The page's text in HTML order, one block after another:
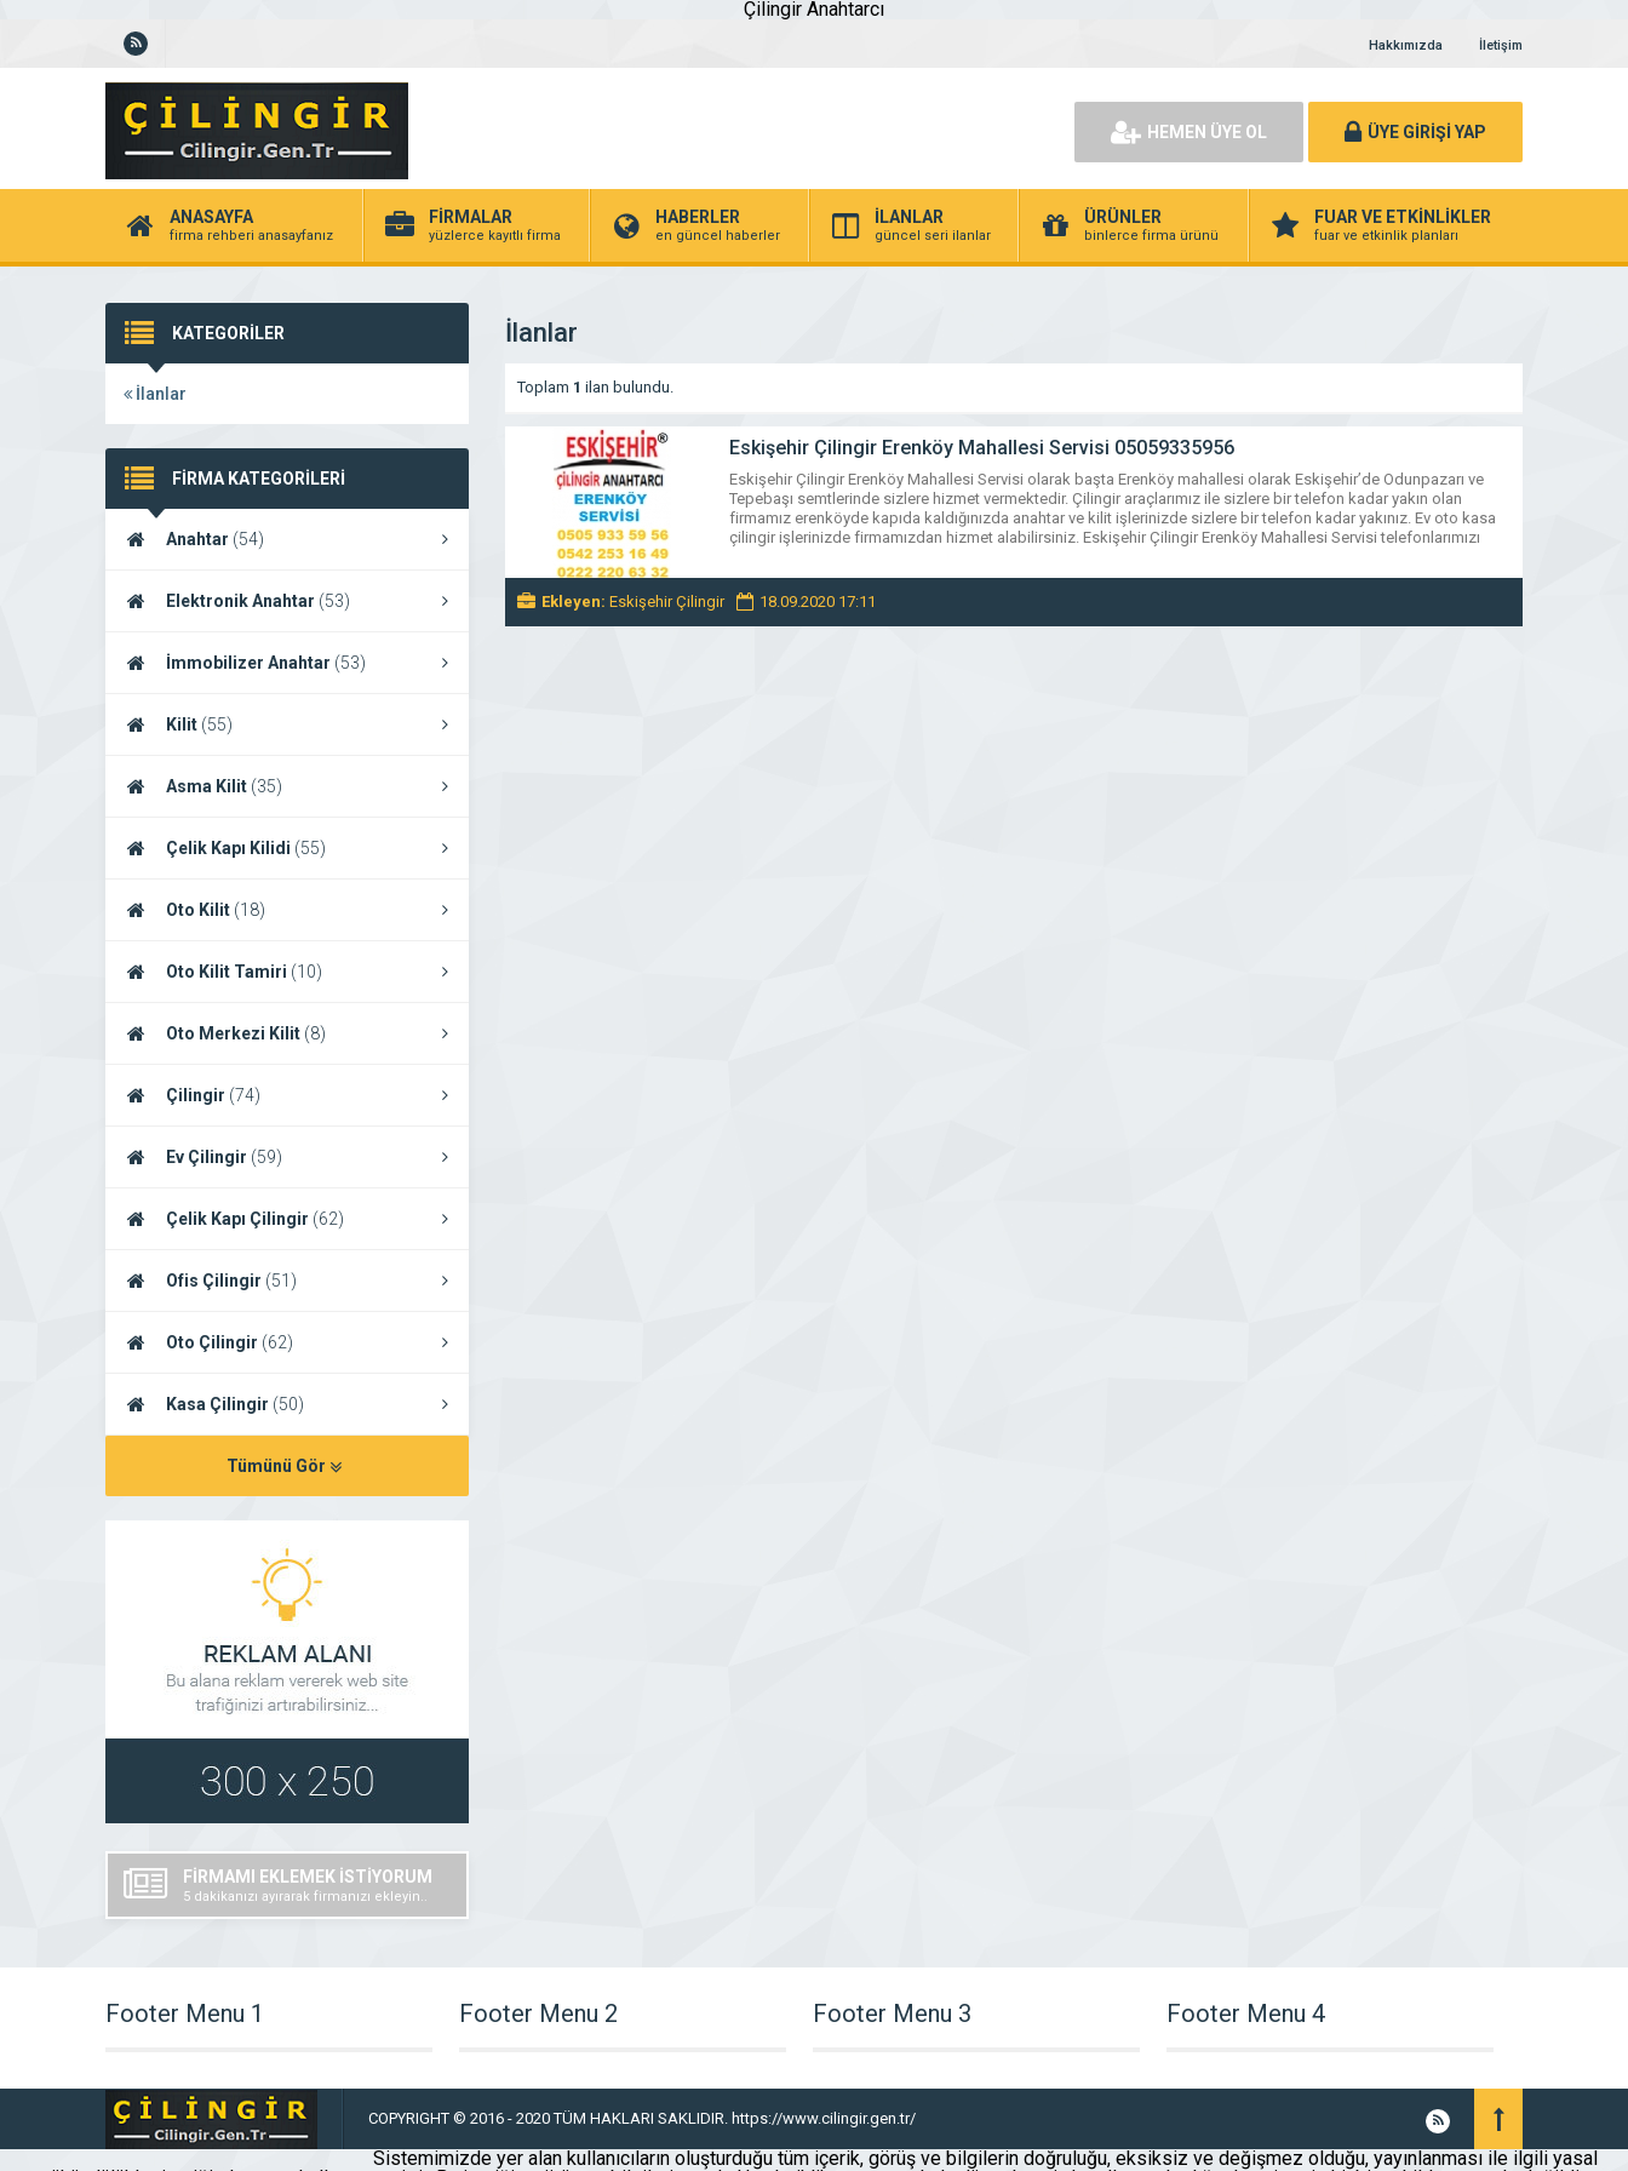
Çilingir Anahtarcı
Hakkımızda İletişim
HEMEN ÜYE OL ÜYE GİRİŞİ YAP
ANASAYFA
firma rehberi anasayfanız
FİRMALAR
yüzlerce kayıtlı firma
HABERLER
en güncel haberler
İLANLAR
güncel seri ilanlar
ÜRÜNLER
binlerce firma ürünü
FUAR VE ETKİNLİKLER
fuar ve etkinlik planları
KATEGORİLER
İlanlar
FİRMA KATEGORİLERİ
Anahtar (54)
Elektronik Anahtar (53)
İmmobilizer Anahtar (53)
Kilit (55)
Asma Kilit (35)
Çelik Kapı Kilidi (55)
Oto Kilit (18)
Oto Kilit Tamiri (10)
Oto Merkezi Kilit (8)
Çilingir (74)
Ev Çilingir (59)
Çelik Kapı Çilingir (62)
Ofis Çilingir (51)
Oto Çilingir (62)
Kasa Çilingir (50)
Tümünü Gör
FİRMAMI EKLEMEK İSTİYORUM
5 dakikanızı ayırarak firmanızı ekleyin..
İlanlar
Toplam 1 ilan bulundu.
Eskişehir Çilingir Erenköy Mahallesi Servisi 05059335956
Eskişehir Çilingir Erenköy Mahallesi Servisi olarak başta Erenköy mahallesi olarak Eskişehir’de Odunpazarı ve
Tepebaşı semtlerinde sizlere hizmet vermektedir. Çilingir araçlarımız ile sizlere bir telefon kadar yakın olan
firmamız erenköyde kapıda kaldığınızda anahtar ve kilit işlerinizde sizlere bir telefon kadar yakınız. Ev oto kasa
çilingir işlerinizde firmamızdan hizmet alabilirsiniz. Eskişehir Çilingir Erenköy Mahallesi Servisi telefonlarımızı
Ekleyen: Eskişehir Çilingir 18.09.2020 17:11
Footer Menu 1 Footer Menu 2 Footer Menu 3 Footer Menu 4
COPYRIGHT © 2016 - 2020 TÜM HAKLARI SAKLIDIR. https://www.cilingir.gen.tr/
Sistemimizde yer alan kullanıcıların oluşturduğu tüm içerik, görüş ve bilgilerin doğruluğu, eksiksiz ve değişmez olduğu, yayınlanması ile ilgili yasal